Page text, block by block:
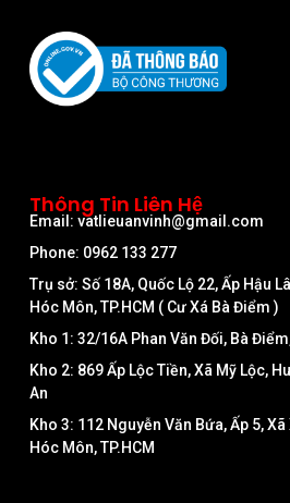
Thông Tin Liên Hệ
Email: vatlieuanvinh@gmail.com
Phone: 0962 133 277
Trụ sở: Số 18A, Quốc Lộ 22, Ấp Hậu
Hóc Môn, TP.HCM ( Cư Xá Bà Điểm )
Kho 1: 32/16A Phan Văn Đối, Bà
Kho 2: 869 Ấp Lộc Tiền, Xã Mỹ Lộc,
An
Kho 3: 112 Nguyễn Văn Bứa, Ấp 5,
Hóc Môn, TP.HCM